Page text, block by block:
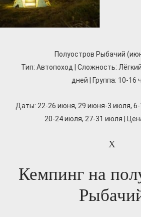
Полуостров Рыбачий
Тип: Автопоход | Сложность:
дней | Группа: 10-16
Даты: 22-26 июня, 29 июня-3 июля,
20-24 июля, 27-31 июля |
Х
Кемпинг на